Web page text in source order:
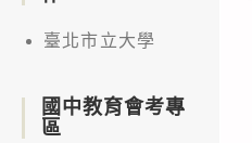
臺北市立大學
國中教育會考專
區